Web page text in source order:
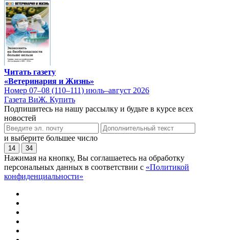
Читать газету
«Ветеринария и Жизнь»
Номер 07–08 (110–111) июль–август 2026
Газета ВиЖ. Купить
Подпишитесь на нашу рассылку и будьте в курсе всех
новостей
и выберите большее число
14 34
Нажимая на кнопку, Вы соглашаетесь на обработку
персональных данных в соответствии с «Политикой
конфиденциальности»